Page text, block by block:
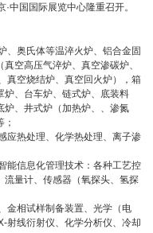
中国国际展览中心隆重召开。
、奥氏体等温淬火炉、铝合金固
空高压气淬炉、真空渗碳炉、
真空烧结炉、真空回火炉），箱
炉、台车炉、链式炉、底装料
炉、井式炉（加热炉、、渗氮
应热处理、化学热处理、离子渗
能信息化管理技术：各种工艺控
流量计、传感器（氧探头、氢探
金相试样制备装置、光学（电
射线衍射仪、化学分析仪、冷却